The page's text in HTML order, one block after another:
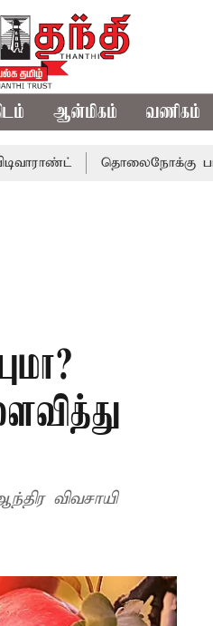
ஆன்மிகம் வணிகம்
தொலைநோக்கு
விவசாயி